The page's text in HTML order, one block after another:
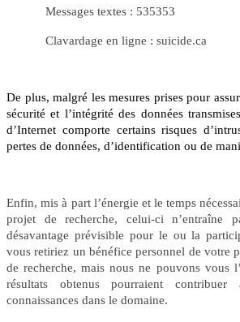
Messages textes : 535353
Clavardage en ligne : suicide.ca
De plus, malgré les mesures prises pour
sécurité et l’intégrité des données
d’Internet comporte certains risques
pertes de données, d’identification ou de
Enfin, mis à part l’énergie et le temps
projet de recherche, celui-ci n’entraîne
désavantage prévisible pour le ou la
vous retiriez un bénéfice personnel de votre
de recherche, mais nous ne pouvons vous
résultats obtenus pourraient contribuer
connaissances dans le domaine.